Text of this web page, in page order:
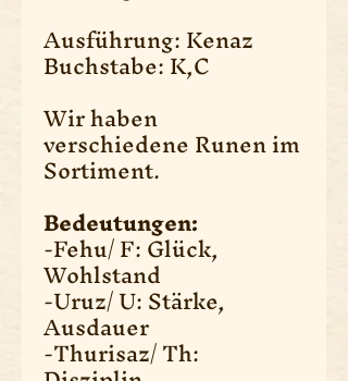
Ausführung: Kenaz
Buchstabe: K,C
Wir haben
verschiedene Runen im
Sortiment.
Bedeutungen:
-Fehu/ F: Glück,
Wohlstand
-Uruz/ U: Stärke,
Ausdauer
-Thurisaz/ Th: